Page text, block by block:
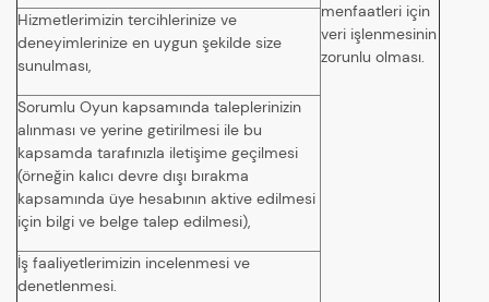
menfaatleri için
veri işlenmesinin
zorunlu olması.
Hizmetlerimizin tercihlerinize ve
deneyimlerinize en uygun şekilde size
sunulması,
Sorumlu Oyun kapsamında taleplerinizin
alınması ve yerine getirilmesi ile bu
kapsamda tarafınızla iletişime geçilmesi
(örneğin kalıcı devre dışı bırakma
kapsamında üye hesabının aktive edilmesi
için bilgi ve belge talep edilmesi),
İş faaliyetlerimizin incelenmesi ve
denetlenmesi.